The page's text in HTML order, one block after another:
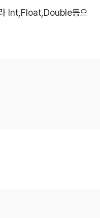
Int,Float,Double등으